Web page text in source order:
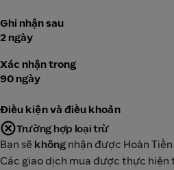
Ghi nhận sau
2 ngày
Xác nhận trong
90 ngày
Điều kiện và điều khoản
Trường hợp loại trừ
Bạn sẽ không nhận được Hoàn
Các giao dịch mua được thực hiện